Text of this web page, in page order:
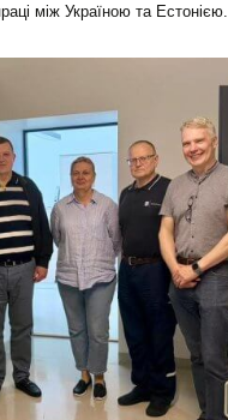
між Україною та Естонією.